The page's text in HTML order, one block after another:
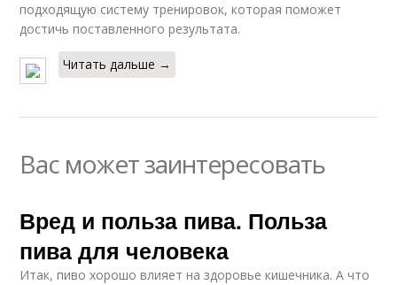
подходящую систему тренировок, которая поможет
достичь поставленного результата.
Читать дальше →
Вас может заинтересовать
Вред и польза пива. Польза
пива для человека
Итак, пиво хорошо влияет на здоровье кишечника. А что